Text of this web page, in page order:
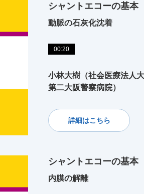
シャントエコーの基本
動脈の石灰化沈着
00:20
小林大樹（社会医療法人
第二大阪警察病院）
詳細はこちら
シャントエコーの基本
内膜の解離